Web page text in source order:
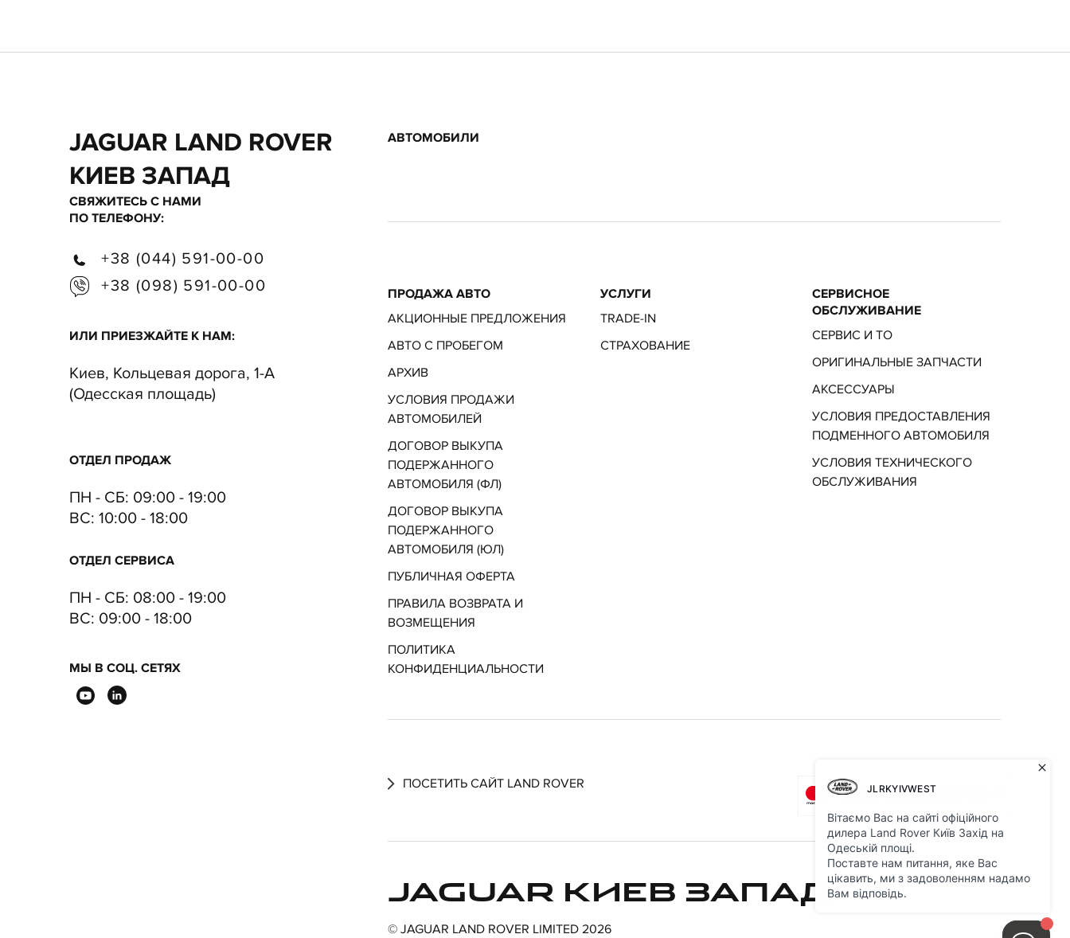
JAGUAR LAND ROVER
КИЕВ ЗАПАД
СВЯЖИТЕСЬ С НАМИ
ПО ТЕЛЕФОНУ:
+38 (044) 591-00-00
+38 (098) 591-00-00
ИЛИ ПРИЕЗЖАЙТЕ К НАМ:
Киев, Кольцевая дорога, 1-А
(Одесская площадь)
ОТДЕЛ ПРОДАЖ
ПН - СБ: 09:00 - 19:00
ВC: 10:00 - 18:00
ОТДЕЛ CЕРВИСА
ПН - СБ: 08:00 - 19:00
ВC: 09:00 - 18:00
МЫ В СОЦ. СЕТЯХ
АВТОМОБИЛИ
ПРОДАЖА АВТО
АКЦИОННЫЕ ПРЕДЛОЖЕНИЯ
АВТО С ПРОБЕГОМ
АРХИВ
УСЛОВИЯ ПРОДАЖИ
АВТОМОБИЛЕЙ
ДОГОВОР ВЫКУПА
ПОДЕРЖАННОГО
АВТОМОБИЛЯ (ФЛ)
ДОГОВОР ВЫКУПА
ПОДЕРЖАННОГО
АВТОМОБИЛЯ (ЮЛ)
ПУБЛИЧНАЯ ОФЕРТА
ПРАВИЛА ВОЗВРАТА И
ВОЗМЕЩЕНИЯ
ПОЛИТИКА
КОНФИДЕНЦИАЛЬНОСТИ
УСЛУГИ
TRADE-IN
СТРАХОВАНИЕ
СЕРВИСНОЕ
ОБСЛУЖИВАНИЕ
СЕРВИС И ТО
ОРИГИНАЛЬНЫЕ ЗАПЧАСТИ
АКСЕССУАРЫ
УСЛОВИЯ ПРЕДОСТАВЛЕНИЯ
ПОДМЕННОГО АВТОМОБИЛЯ
УСЛОВИЯ ТЕХНИЧЕСКОГО
ОБСЛУЖИВАНИЯ
ПОСЕТИТЬ САЙТ LAND ROVER
JAGUAR КИЕВ ЗАПАД
© JAGUAR LAND ROVER LIMITED 2026